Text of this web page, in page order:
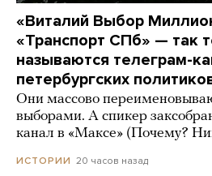
«Виталий Выбор
«Транспорт СПб» — так
называются телеграм-
петербургских
Они массово
выборами. А спикер
канал в «Максе» (Почему?
ИСТОРИИ 20 часов назад